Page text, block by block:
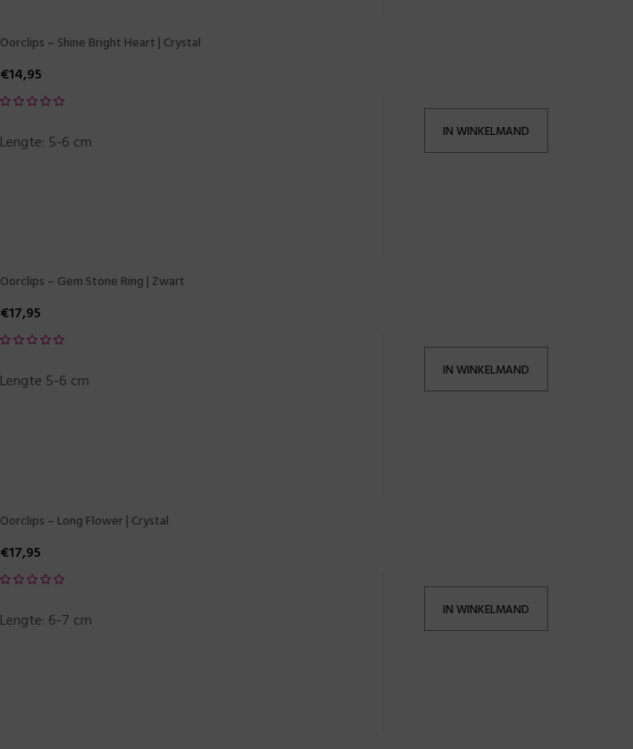
Oorclips – Shine Bright Heart | Crystal
€14,95
Lengte: 5-6 cm IN WINKELMAND
Oorclips – Gem Stone Ring | Zwart
€17,95
Lengte 5-6 cm IN WINKELMAND
Oorclips – Long Flower | Crystal
€17,95
Lengte: 6-7 cm IN WINKELMAND